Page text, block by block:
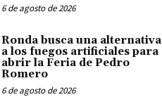
6 de agosto de 2026
Ronda busca una alternativa
a los fuegos artificiales para
abrir la Feria de Pedro
Romero
6 de agosto de 2026